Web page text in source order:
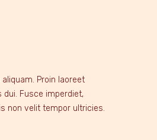
Proin laoreet
Fusce imperdiet,
non velit tempor ultricies.